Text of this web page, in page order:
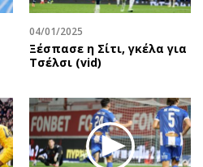
04/01/2025
Ξέσπασε η Σίτι, γκέλα για
Τσέλσι (vid)